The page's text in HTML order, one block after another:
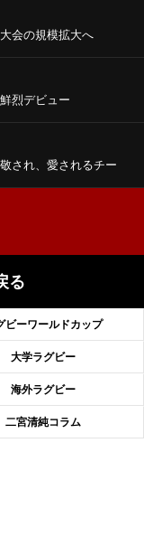
会の規模拡大へ
烈デビュー
され、愛されるチー
審、遠のいた夢」
HCの功績と財産
骨太の教育方針
る
ビーワールドカップ
大学ラグビー
海外ラグビー
二宮清純コラム